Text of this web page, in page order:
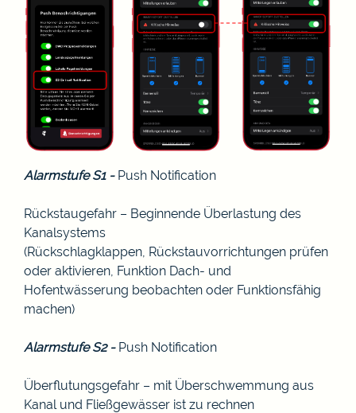
Alarmstufe S1 - Push Notification
Rückstaugefahr – Beginnende Überlastung des
Kanalsystems
(Rückschlagklappen, Rückstauvorrichtungen prüfen
oder aktivieren, Funktion Dach- und
Hofentwässerung beobachten oder Funktionsfähig
machen)
Alarmstufe S2 -Push Notification
Überflutungsgefahr – mit Überschwemmung aus
Kanal und Fließgewässer ist zu rechnen